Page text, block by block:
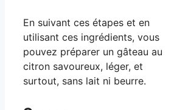
En suivant ces étapes et en
utilisant ces ingrédients, vous
pouvez préparer un gâteau au
citron savoureux, léger, et
surtout, sans lait ni beurre.